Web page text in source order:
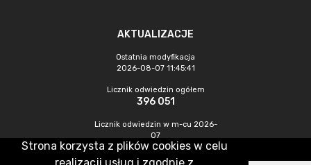
AKTUALIZACJE
Ostatnia modyfikacja
2026-08-07 11:45:41
Licznik odwiedzin ogółem
396 051
Licznik odwiedzin w m-cu 2026-
07
1 362
Strona korzysta z plików cookies w celu